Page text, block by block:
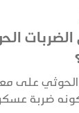
الضربات
على
كونه ضربة